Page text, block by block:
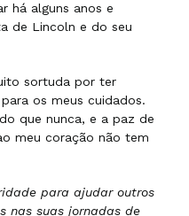
há alguns anos e
de Lincoln e do seu
sortuda por ter
os meus cuidados.
que nunca, e a paz de
meu coração não tem
para ajudar outros
nas suas jornadas de